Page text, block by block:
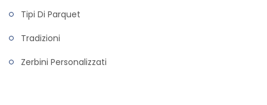
Tipi Di Parquet
Tradizioni
Zerbini Personalizzati